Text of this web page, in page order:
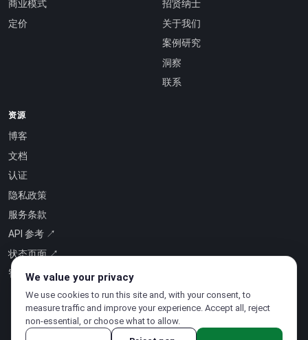
商业模式
定价
招贤纳士
关于我们
案例研究
洞察
联系
资源
博客
文档
认证
隐私政策
服务条款
API 参考 ↗
状态页面 ↗
智能即服务 ↗
We value your privacy
We use cookies to run this site and, with your consent, to
measure traffic and improve your experience. Accept all, reject
non-essential, or choose what to allow.